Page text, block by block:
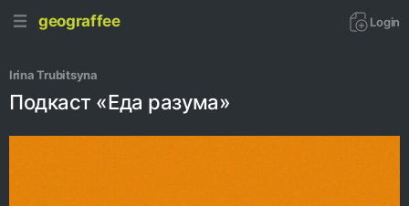
geograffee Login
Irina Trubitsyna
Подкаст «Еда разума»